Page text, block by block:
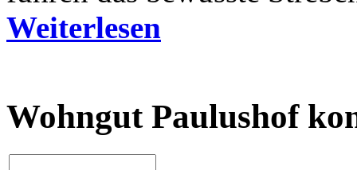
Weiterlesen
Wohngut Paulushof